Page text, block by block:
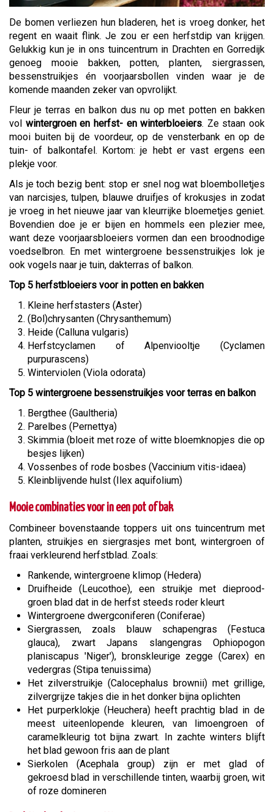
De bomen verliezen hun bladeren, het is vroeg donker, het
regent en waait flink. Je zou er een herfstdip van krijgen.
Gelukkig kun je in ons tuincentrum in Drachten en Gorredijk
genoeg mooie bakken, potten, planten, siergrassen,
bessenstruikjes én voorjaarsbollen vinden waar je de
komende maanden zeker van opvrolijkt.
Fleur je terras en balkon dus nu op met potten en bakken
vol wintergroen en herfst- en winterbloeiers. Ze staan ook
mooi buiten bij de voordeur, op de vensterbank en op de
tuin- of balkontafel. Kortom: je hebt er vast ergens een
plekje voor.
Als je toch bezig bent: stop er snel nog wat bloembolletjes
van narcisjes, tulpen, blauwe druifjes of krokusjes in zodat
je vroeg in het nieuwe jaar van kleurrijke bloemetjes geniet.
Bovendien doe je er bijen en hommels een plezier mee,
want deze voorjaarsbloeiers vormen dan een broodnodige
voedselbron. En met wintergroene bessenstruikjes lok je
ook vogels naar je tuin, dakterras of balkon.
Top 5 herfstbloeiers voor in potten en bakken
Kleine herfstasters (Aster)
(Bol)chrysanten (Chrysanthemum)
Heide (Calluna vulgaris)
Herfstcyclamen of Alpenviooltje (Cyclamen
purpurascens)
Winterviolen (Viola odorata)
Top 5 wintergroene bessenstruikjes voor terras en balkon
Bergthee (Gaultheria)
Parelbes (Pernettya)
Skimmia (bloeit met roze of witte bloemknopjes die op
besjes lijken)
Vossenbes of rode bosbes (Vaccinium vitis-idaea)
Kleinblijvende hulst (Ilex aquifolium)
Mooie combinaties voor in een pot of bak
Combineer bovenstaande toppers uit ons tuincentrum met
planten, struikjes en siergrasjes met bont, wintergroen of
fraai verkleurend herfstblad. Zoals:
Rankende, wintergroene klimop (Hedera)
Druifheide (Leucothoe), een struikje met dieprood-
groen blad dat in de herfst steeds roder kleurt
Wintergroene dwergconiferen (Coniferae)
Siergrassen, zoals blauw schapengras (Festuca
glauca), zwart Japans slangengras Ophiopogon
planiscapus 'Niger'), bronskleurige zegge (Carex) en
vedergras (Stipa tenuissima)
Het zilverstruikje (Calocephalus brownii) met grillige,
zilvergrijze takjes die in het donker bijna oplichten
Het purperklokje (Heuchera) heeft prachtig blad in de
meest uiteenlopende kleuren, van limoengroen of
caramelkleurig tot bijna zwart. In zachte winters blijft
het blad gewoon fris aan de plant
Sierkolen (Acephala group) zijn er met glad of
gekroesd blad in verschillende tinten, waarbij groen, wit
of roze domineren